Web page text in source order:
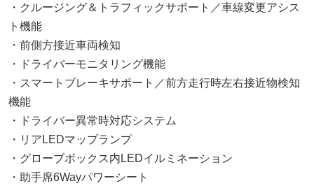
・クルージング＆トラフィックサポート／車線変更アシス
ト機能
・前側方接近車両検知
・ドライバーモニタリング機能
・スマートブレーキサポート／前方走行時左右接近物検知
機能
・ドライバー異常時対応システム
・リアLEDマップランプ
・グローブボックス内LEDイルミネーション
・助手席6Wayパワーシート